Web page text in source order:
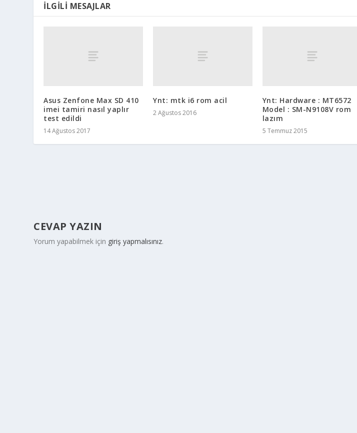
İLGILI MESAJLAR
Asus Zenfone Max SD 410
imei tamiri nasıl yaplır
test edildi
14 Ağustos 2017
Ynt: mtk i6 rom acil
2 Ağustos 2016
Ynt: Hardware : MT6572
Model : SM-N9108V rom
lazım
5 Temmuz 2015
CEVAP YAZIN
Yorum yapabilmek için giriş yapmalısınız.